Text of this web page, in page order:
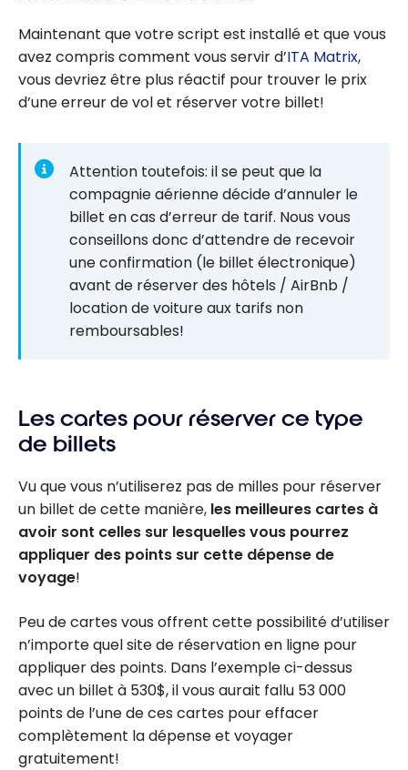
Maintenant que votre script est installé et que vous
avez compris comment vous servir d’ITA Matrix,
vous devriez être plus réactif pour trouver le prix
d’une erreur de vol et réserver votre billet!
Attention toutefois: il se peut que la
compagnie aérienne décide d’annuler le
billet en cas d’erreur de tarif. Nous vous
conseillons donc d’attendre de recevoir
une confirmation (le billet électronique)
avant de réserver des hôtels / AirBnb /
location de voiture aux tarifs non
remboursables!
Les cartes pour réserver ce type
de billets
Vu que vous n’utiliserez pas de milles pour réserver
un billet de cette manière, les meilleures cartes à
avoir sont celles sur lesquelles vous pourrez
appliquer des points sur cette dépense de
voyage!
Peu de cartes vous offrent cette possibilité d’utiliser
n’importe quel site de réservation en ligne pour
appliquer des points. Dans l’exemple ci-dessus
avec un billet à 530$, il vous aurait fallu 53 000
points de l’une de ces cartes pour effacer
complètement la dépense et voyager
gratuitement!